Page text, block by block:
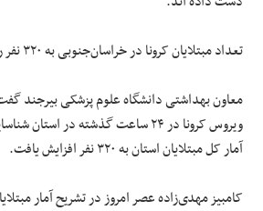
تعداد مبتلایان کرونا در خراسان‌جنوبی به ۳۲۰ نفر رسید/ بهبود ۲۶۴ بیمار
ویروس کرونا در ۲۴ ساعت گذشته در
آمار کل مبتلایان استان به ۳۲۰ نفر افزایش یافت.
کامبیز مهدی‌زاده عصر امروز در تشریح آمار